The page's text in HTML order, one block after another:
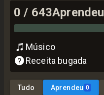
0 / 643Aprendeu
Músico
Receita bugada
Tudo Aprendeu 0